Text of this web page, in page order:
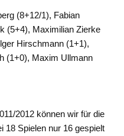
(8+12/1), Fabian
(5+4), Maximilian Zierke
Hirschmann (1+1),
(1+0), Maxim Ullmann
2012 können wir für die
18 Spielen nur 16 gespielt